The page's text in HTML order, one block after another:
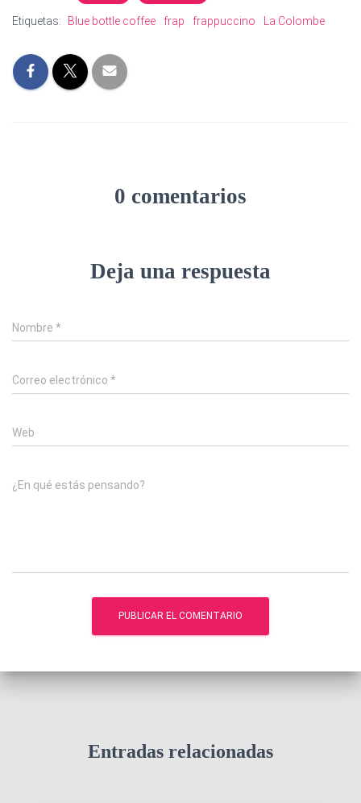
Etiquetas: Blue bottle coffee frap frappuccino La Colombe
0 comentarios
Deja una respuesta
Nombre *
Correo electrónico *
Web
¿En qué estás pensando?
Entradas relacionadas